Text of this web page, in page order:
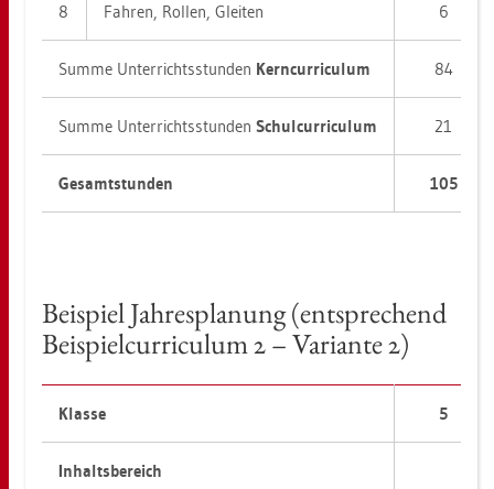
8 Fah­ren, Rol­len, Glei­ten 6
Summe Un­ter­richts­stun­den Kern­cur­ri­cu­lum 84
Summe Un­ter­richts­stun­den Schul­cur­ri­cu­lum 21
Ge­samt­stun­den 105
Bei­spiel Jah­res­pla­nung (ent­spre­chend
Bei­spiel­cur­ri­cu­lum 2 – Va­ri­an­te 2)
Klas­se 5
In­halts­be­reich